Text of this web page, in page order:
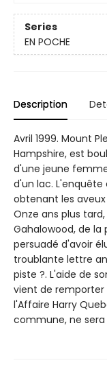
Series
EN POCHE
Description
Avril 1999. Mount
Hampshire, est
d'une jeune
d'un lac.
obtenant les
Onze ans plus
Gahalowood, de la
persuadé d'avoir
troublante lettre
piste ?. L'aide de
vient de remporter
l'Affaire Harry
commune, ne